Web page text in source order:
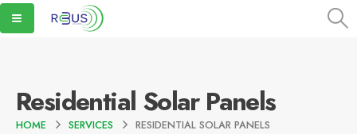
Residential Solar Panels
HOME SERVICES RESIDENTIAL SOLAR PANELS